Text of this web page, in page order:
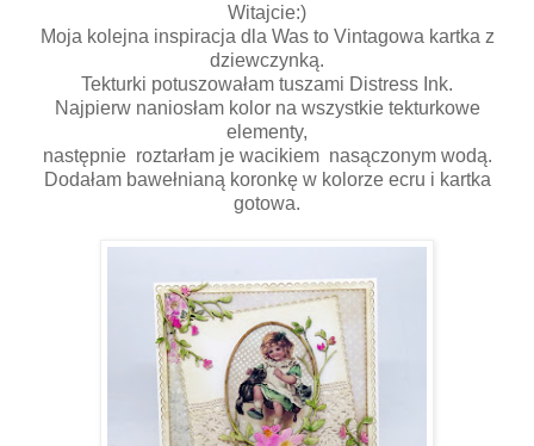
Witajcie:)
Moja kolejna inspiracja dla Was to Vintagowa kartka z
dziewczynką.
Tekturki potuszowałam tuszami Distress Ink.
Najpierw naniosłam kolor na wszystkie tekturkowe
elementy,
następnie roztarłam je wacikiem nasączonym wodą.
Dodałam bawełnianą koronkę w kolorze ecru i kartka
gotowa.